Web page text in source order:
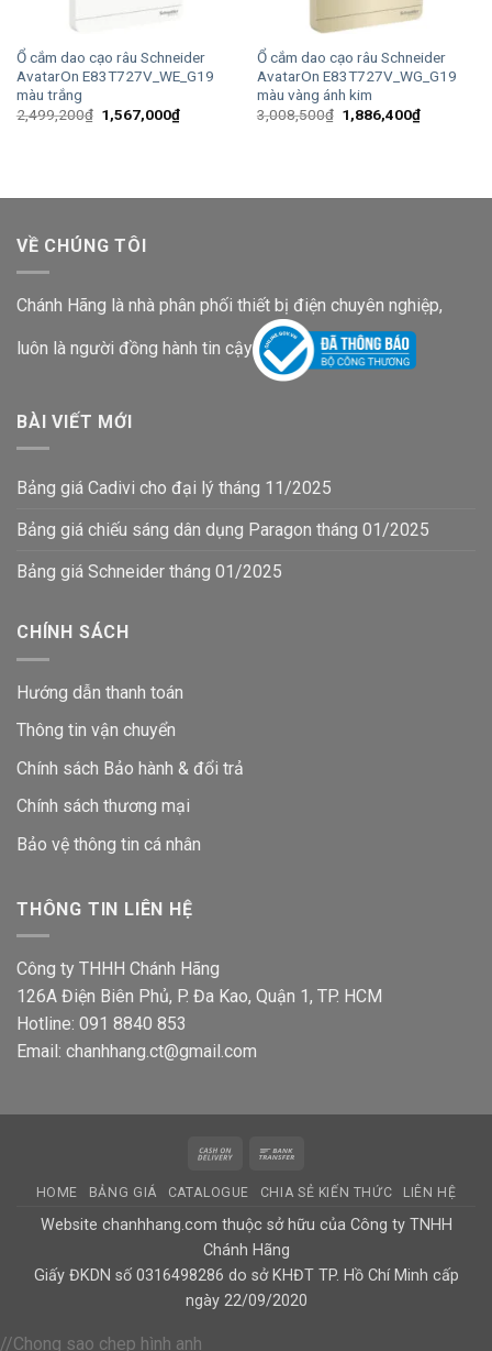
Ổ cắm dao cạo râu Schneider
AvatarOn E83T727V_WE_G19
màu trắng
2,499,200₫ Giá
gốc
1,567,000₫Giá
hiện
Ổ cắm dao cạo râu Schneider
AvatarOn E83T727V_WG_G19
màu vàng ánh kim
3,008,500₫ Giá
gốc
1,886,400₫Giá
hiện
VỀ CHÚNG TÔI
Chánh Hãng là nhà phân phối thiết bị điện chuyên nghiệp,
luôn là người đồng hành tin cậy
BÀI VIẾT MỚI
Bảng giá Cadivi cho đại lý tháng 11/2025
Bảng giá chiếu sáng dân dụng Paragon tháng 01/2025
Bảng giá Schneider tháng 01/2025
CHÍNH SÁCH
Hướng dẫn thanh toán
Thông tin vận chuyển
Chính sách Bảo hành & đổi trả
Chính sách thương mại
Bảo vệ thông tin cá nhân
THÔNG TIN LIÊN HỆ
Công ty THHH Chánh Hãng
126A Điện Biên Phủ, P. Đa Kao, Quận 1, TP. HCM
Hotline: 091 8840 853
Email: chanhhang.ct@gmail.com
Cash
Delivery
HOME BẢNG GIÁ CATALOGUE CHIA SẺ KIẾN THỨC LIÊN HỆ
Website chanhhang.com thuộc sở hữu của Công ty TNHH
Chánh Hãng
Giấy ĐKDN số 0316498286 do sở KHĐT TP. Hồ Chí Minh cấp
ngày 22/09/2020
//Chong sao chep hình anh